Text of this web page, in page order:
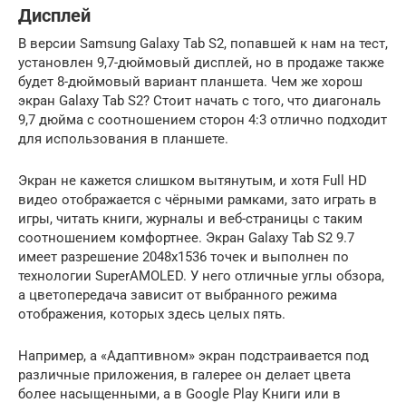
Дисплей
В версии Samsung Galaxy Tab S2, попавшей к нам на тест,
установлен 9,7-дюймовый дисплей, но в продаже также
будет 8-дюймовый вариант планшета. Чем же хорош
экран Galaxy Tab S2? Стоит начать с того, что диагональ
9,7 дюйма с соотношением сторон 4:3 отлично подходит
для использования в планшете.
Экран не кажется слишком вытянутым, и хотя Full HD
видео отображается с чёрными рамками, зато играть в
игры, читать книги, журналы и веб-страницы с таким
соотношением комфортнее. Экран Galaxy Tab S2 9.7
имеет разрешение 2048х1536 точек и выполнен по
технологии SuperAMOLED. У него отличные углы обзора,
а цветопередача зависит от выбранного режима
отображения, которых здесь целых пять.
Например, а «Адаптивном» экран подстраивается под
различные приложения, в галерее он делает цвета
более насыщенными, а в Google Play Книги или в